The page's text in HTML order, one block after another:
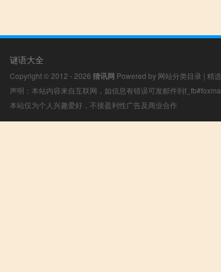
谜语大全
Copyright © 2012 - 2026 猜讯网 Powered by 网站分类目录 | 精
声明：本站内容来自互联网，如信息有错误可发邮件到
本站仅为个人兴趣爱好，不接盈利性广告及商业合作